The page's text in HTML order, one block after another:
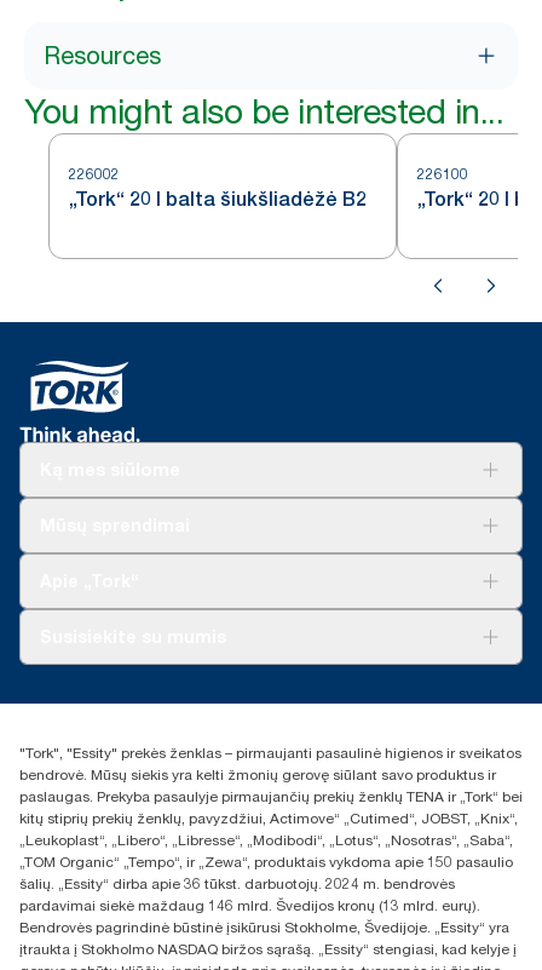
Resources
You might also be interested in...
226002
„Tork“ 20 l balta šiukšliadėžė B2
226100
„Tork“ 20 l
+370 5 268 3455
UAB Essity Lithuania
Naugarduko g. 98
LT-03160 Vilnius, Lietuva
"Tork", "Essity" prekės ženklas – pirmaujanti pasaulinė higienos ir sveikatos
bendrovė. Mūsų siekis yra kelti žmonių gerovę siūlant savo produktus ir
paslaugas. Prekyba pasaulyje pirmaujančių prekių ženklų TENA ir „Tork“ bei
kitų stiprių prekių ženklų, pavyzdžiui, Actimove“ „Cutimed“, JOBST, „Knix“,
„Leukoplast“, „Libero“, „Libresse“, „Modibodi“, „Lotus“, „Nosotras“, „Saba“,
„TOM Organic“ „Tempo“, ir „Zewa“, produktais vykdoma apie 150 pasaulio
šalių. „Essity“ dirba apie 36 tūkst. darbuotojų. 2024 m. bendrovės
pardavimai siekė maždaug 146 mlrd. Švedijos kronų (13 mlrd. eurų).
Bendrovės pagrindinė būstinė įsikūrusi Stokholme, Švedijoje. „Essity“ yra
įtraukta į Stokholmo NASDAQ biržos sąrašą. „Essity“ stengiasi, kad kelyje į